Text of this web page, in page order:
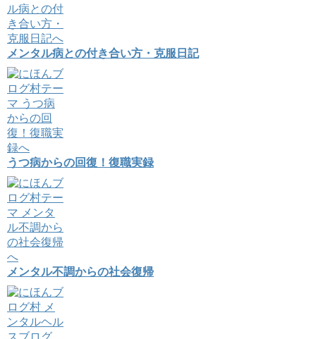
メンタル病との付き合い方・克服日記
うつ病からの回復！復職実録
メンタル不調からの社会復帰